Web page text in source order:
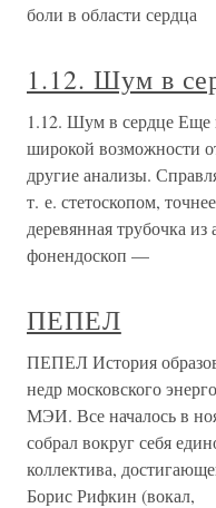
боли в области сердца
1.12. Шум в
1.12. Шум в сердце Еще
широкой возможности
другие анализы.
т. е. стетоскопом,
деревянная трубочка из
фонендоскоп —
ПЕПЕЛ
ПЕПЕЛ История
недр московского
МЭИ. Все началось в
собрал вокруг себя
коллектива,
Борис Рифкин (вокал,